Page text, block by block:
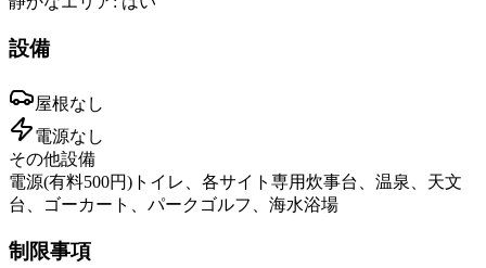
設備
屋根なし
電源なし
その他設備
電源(有料500円)トイレ、各サイト専用炊事台、温泉、天文
台、ゴーカート、パークゴルフ、海水浴場
制限事項